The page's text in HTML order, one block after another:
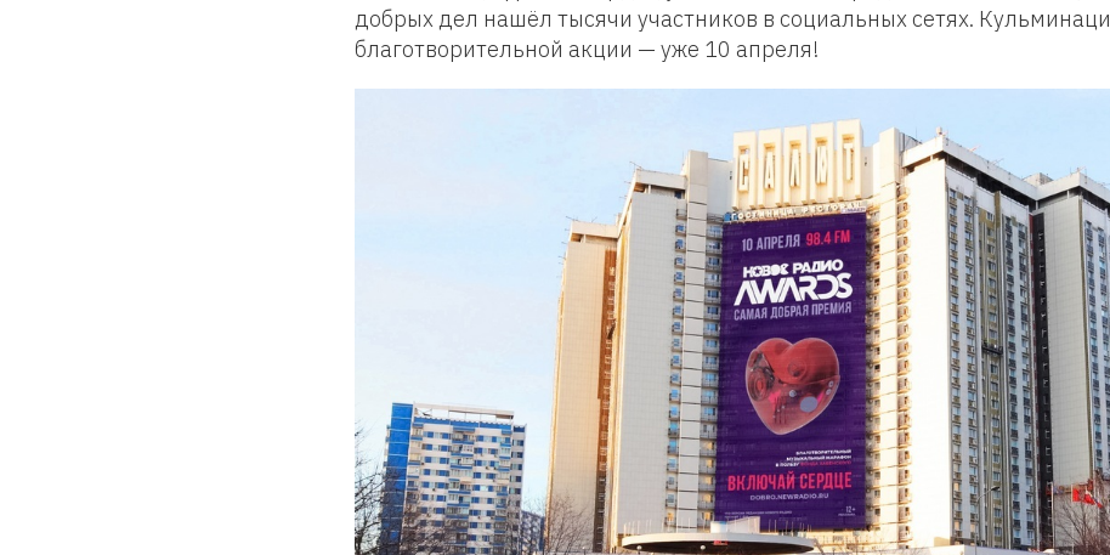
добрых дел нашёл тысячи участников в социальных сетях.
благотворительной акции — уже 10 апреля!